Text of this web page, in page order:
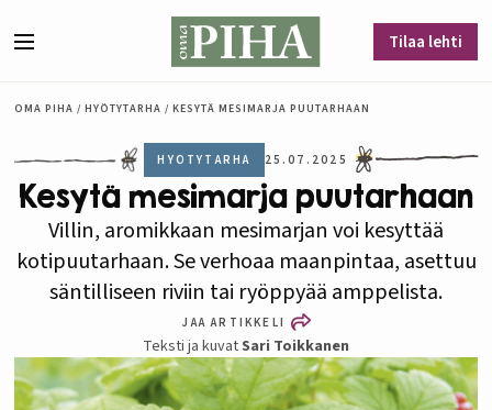
Tilaa lehti
OMA PIHA / HYÖTYTARHA / KESYTÄ MESIMARJA PUUTARHAAN
HYÖTYTARHA 25.07.2025
Kesytä mesimarja puutarhaan
Villin, aromikkaan mesimarjan voi kesyttää
kotipuutarhaan. Se verhoaa maanpintaa, asettuu
säntilliseen riviin tai ryöppyää amppelista.
JAA ARTIKKELI
Teksti ja kuvat Sari Toikkanen